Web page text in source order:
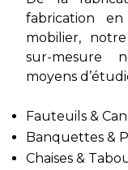
fabrication
mobilier,
sur-mesure
moyens
Fauteuils &
Banquettes &
Chaises &